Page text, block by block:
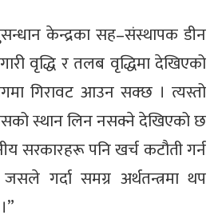
केन्द्रका सह–संस्थापक डीन
वृद्धि र तलब वृद्धिमा देखिएको
गिरावट आउन सक्छ । त्यस्तो
स्थान लिन नसक्ने देखिएको छ
सरकारहरू पनि खर्च कटौती गर्न
गर्दा समग्र अर्थतन्त्रमा थप